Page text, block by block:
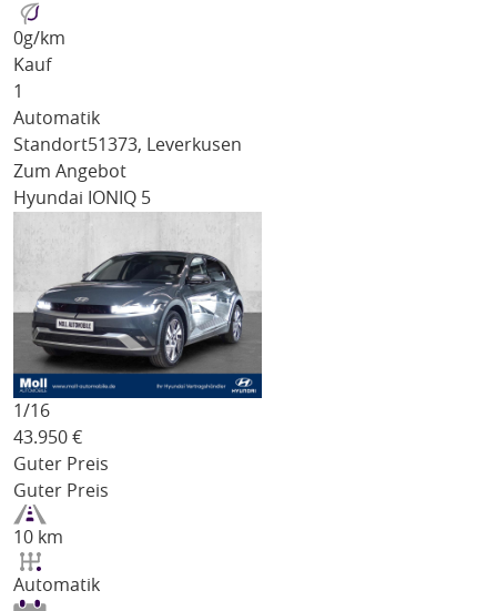
0g/km
Kauf
1
Automatik
Standort51373, Leverkusen
Zum Angebot
Hyundai IONIQ 5
1/16
43.950 €
Guter Preis
Guter Preis
10 km
Automatik